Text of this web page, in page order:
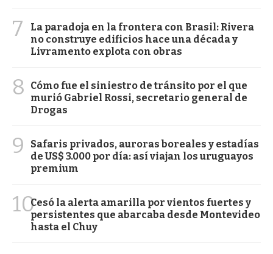
7
La paradoja en la frontera con Brasil: Rivera
no construye edificios hace una década y
Livramento explota con obras
8
Cómo fue el siniestro de tránsito por el que
murió Gabriel Rossi, secretario general de
Drogas
9
Safaris privados, auroras boreales y estadías
de US$ 3.000 por día: así viajan los uruguayos
premium
10Cesó la alerta amarilla por vientos fuertes y
persistentes que abarcaba desde Montevideo
hasta el Chuy